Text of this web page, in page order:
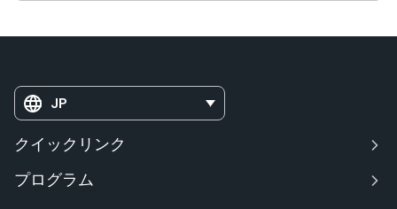
JP
クイックリンク
プログラム